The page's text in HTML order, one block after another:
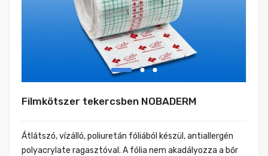
Filmkötszer tekercsben NOBADERM
Átlátszó, vízálló, poliuretán fóliából készül, antiallergén
polyacrylate ragasztóval. A fólia nem akadályozza a bőr